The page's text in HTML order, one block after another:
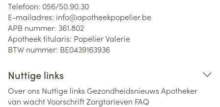
Telefoon: 056/50.90.30
E-mailadres: info@apotheekpopelier.be
APB nummer: 361.802
Apotheek titularis: Popelier Valerie
BTW nummer: BE0439163936
Nuttige links
Over ons Nuttige links Gezondheidsnieuws Apotheker
van wachtVoorschriftZorgtarieven FAQ